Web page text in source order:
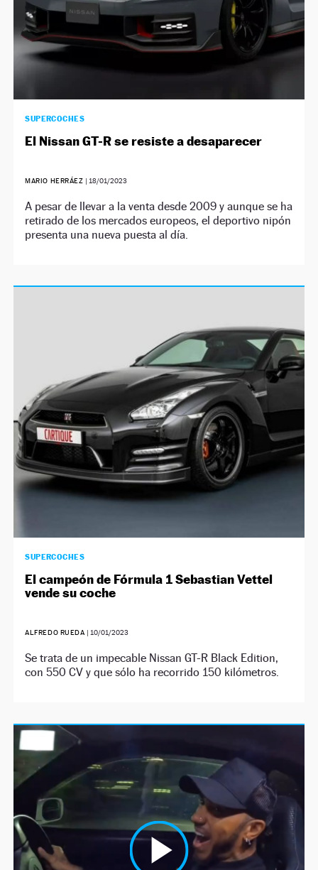
SUPERCOCHES
El Nissan GT-R se resiste a desaparecer
MARIO HERRÁEZ | 18/01/2023
A pesar de llevar a la venta desde 2009 y aunque se ha
retirado de los mercados europeos, el deportivo nipón
presenta una nueva puesta al día.
SUPERCOCHES
El campeón de Fórmula 1 Sebastian Vettel
vende su coche
ALFREDO RUEDA | 10/01/2023
Se trata de un impecable Nissan GT-R Black Edition,
con 550 CV y que sólo ha recorrido 150 kilómetros.